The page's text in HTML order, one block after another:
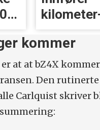
avgift for
elbiler
kommer
at at bZ4X
Den rutinerte
Carlquist skriver